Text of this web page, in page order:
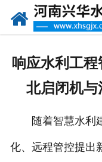
响应水利工
北启闭机
随着智慧水利建
化、远程管控提出